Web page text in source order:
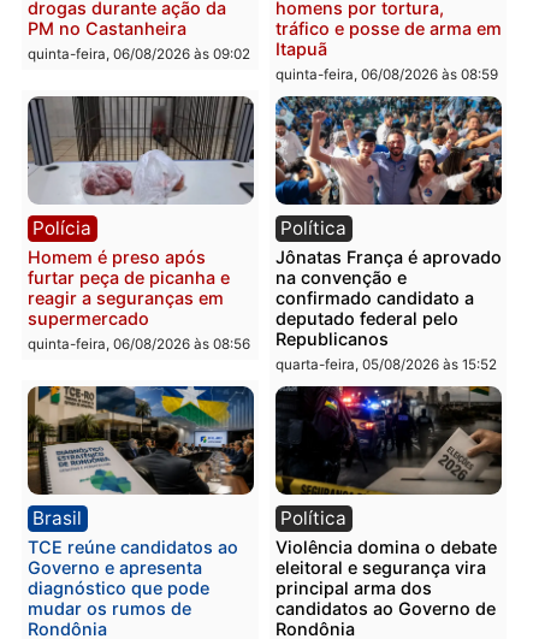
Homem é esfaqueado no
tórax durante briga com
vizinho no bairro Ulysses
quinta-feira, 06/08/2026 às 09:24
Três suspeitos ligados a
facção criminosa são
presos por receptação e
adulteração de veículos
em Porto Velho
quinta-feira, 06/08/2026 às
Polícia
Homem é preso com
drogas durante ação da
quinta-feira, 06/08/2026 às 09:02
Polícia
Polícia Civil prende dois
homens por tortura,
Itapuã
quinta-feira, 06/08/2026 às
Polícia
Homem é preso após
Política
Jônatas França é